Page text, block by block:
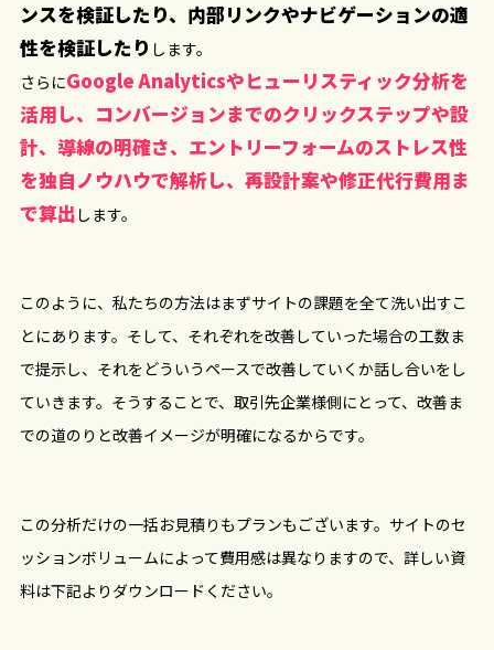
ンスを検証したり、内部リンクやナビゲーションの適
性を検証したり します。
さらにGoogle Analyticsやヒューリスティック分析を
活用し、コンバージョンまでのクリックステップや設
計、導線の明確さ、エントリーフォームのストレス性
を独自ノウハウで解析し、再設計案や修正代行費用ま
で算出 します。
このように、私たちの方法はまずサイトの課題を全て洗い出すこ
とにあります。そして、それぞれを改善していった場合の工数ま
で提示し、それをどういうペースで改善していくか話し合いをし
ていきます。そうすることで、取引先企業様側にとって、改善ま
での道のりと改善イメージが明確になるからです。
この分析だけの一括お見積りもプランもございます。サイトのセ
ッションボリュームによって費用感は異なりますので、詳しい資
料は下記よりダウンロードください。